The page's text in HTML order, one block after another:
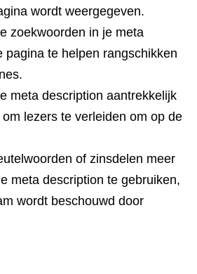
wordt weergegeven.
zoekwoorden in je meta
pagina te helpen rangschikken
meta description aantrekkelijk
lezers te verleiden om op de
of zinsdelen meer
meta description te gebruiken,
wordt beschouwd door